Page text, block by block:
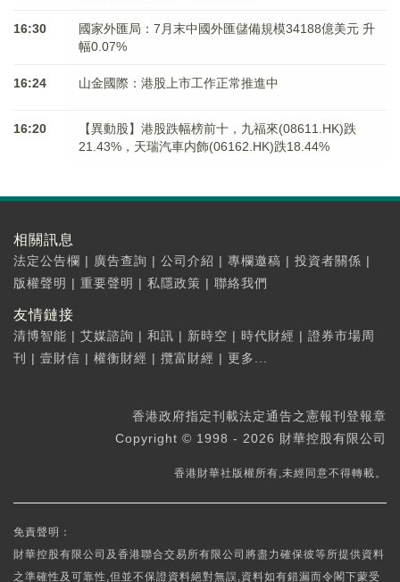
16:30
國家外匯局：7月末中國外匯儲備規模34188億美元 升
幅0.07%
16:24 山金國際：港股上市工作正常推進中
16:20
【異動股】港股跌幅榜前十，九福來(08611.HK)跌
21.43%，天瑞汽車内飾(06162.HK)跌18.44%
相關訊息
法定公告欄 | 廣告查詢 | 公司介紹 | 專欄邀稿 | 投資者關係 |
版權聲明 | 重要聲明 | 私隱政策 | 聯絡我們
友情鏈接
清博智能 | 艾媒諮詢 | 和訊 | 新時空 | 時代財經 | 證券市場周
刊
| 壹財信 | 權衡財經 | 攬富財經 | 更多...
香港政府指定刊載法定通告之憲報刊登報章
Copyright © 1998 - 2026 財華控股有限公司
香港財華社版權所有,未經同意不得轉載。
免責聲明：
財華控股有限公司及香港聯合交易所有限公司將盡力確保彼等所提供資料
之準確性及可靠性,但並不保證資料絕對無誤,資料如有錯漏而令閣下蒙受